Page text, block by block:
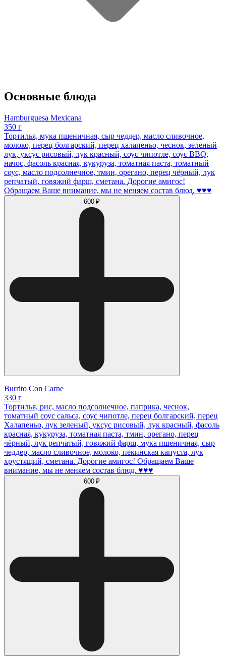
Основные блюда
Hamburguesa Mexicana
350 г
Тортилья, мука пшеничная, сыр чеддер, масло сливочное,
молоко, перец болгарский, перец халапеньо, чеснок, зеленый
лук, уксус рисовый, лук красный, соус чипотле, соус BBQ,
начос, фасоль красная, кукуруза, томатная паста, томатный
соус, масло подсолнечное, тмин, орегано, перец чёрный, лук
репчатый, говяжий фарш, сметана. Дорогие амигос!
Обращаем Ваше внимание, мы не меняем состав блюд. ♥️♥️♥️
600 ₽
Burrito Con Carne
330 г
Тортилья, рис, масло подсолнечное, паприка, чеснок,
томатный соус сальса, соус чипотле, перец болгарский, перец
Халапеньо, лук зеленый, уксус рисовый, лук красный, фасоль
красная, кукуруза, томатная паста, тмин, орегано, перец
чёрный, лук репчатый, говяжий фарш, мука пшеничная, сыр
чеддер, масло сливочное, молоко, пекинская капуста, лук
хрустящий, сметана. Дорогие амигос! Обращаем Ваше
внимание, мы не меняем состав блюд. ♥️♥️♥️
600 ₽